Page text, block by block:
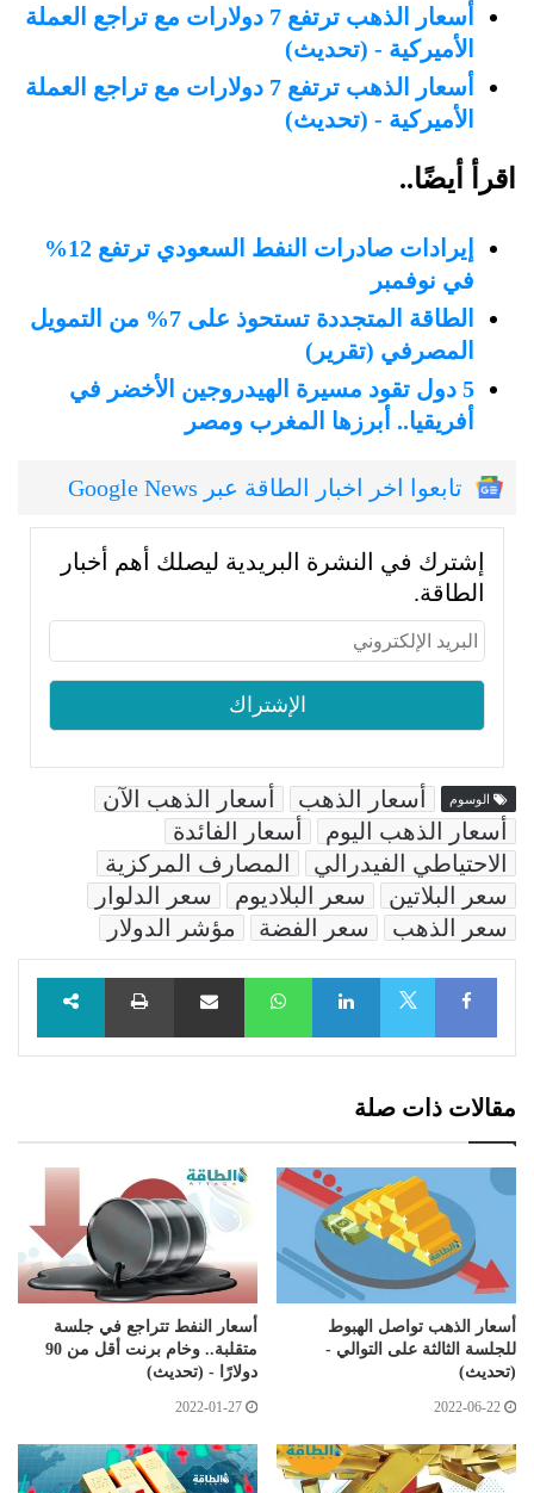
أسعار الذهب ترتفع 7 دولارات مع تراجع العملة
الأميركية - (تحديث)
أسعار الذهب ترتفع 7 دولارات مع تراجع العملة
الأميركية - (تحديث)
اقرأ أيضًا..
إيرادات صادرات النفط السعودي ترتفع 12%
في نوفمبر
الطاقة المتجددة تستحوذ على 7% من التمويل
المصرفي (تقرير)
5 دول تقود مسيرة الهيدروجين الأخضر في
أفريقيا.. أبرزها المغرب ومصر
تابعوا اخر اخبار الطاقة عبر Google News
إشترك في النشرة البريدية ليصلك أهم أخبار
الطاقة.
الوسوم أسعار الذهب
أسعار الذهب الآن
أسعار الذهب اليوم
أسعار الفائدة
الاحتياطي الفيدرالي
المصارف المركزية
سعر البلاتين
سعر البلاديوم
سعر الدلوار
سعر الذهب
سعر الفضة مؤشر الدولار
Facebook
LinkedIn
WhatsAppمشاركة عبر البريد طباعة
مقالات ذات صلة
أسعار الذهب تواصل الهبوط
للجلسة الثالثة على التوالي -
(تحديث)
2022-06-22
أسعار النفط تتراجع في جلسة
متقلبة.. وخام برنت أقل من 90
دولارًا - (تحديث)
2022-01-27